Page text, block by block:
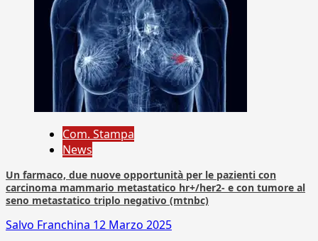
Com. Stampa
News
Un farmaco, due nuove opportunità per le pazienti con
carcinoma mammario metastatico hr+/her2- e con tumore al
seno metastatico triplo negativo (mtnbc)
Salvo Franchina 12 Marzo 2025